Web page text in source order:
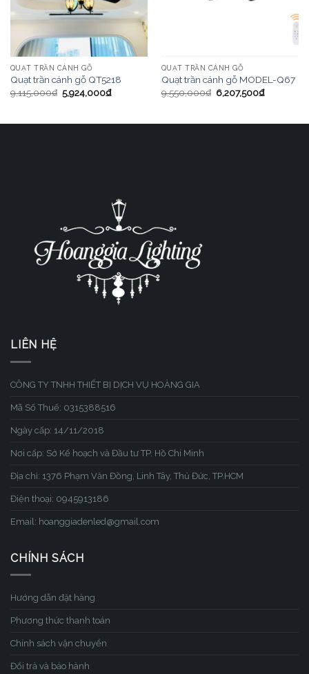
QUẠT TRẦN CÁNH GỖ
Quạt trần cánh gỗ QT5218
9,115,000₫ 5,924,000₫
QUẠT TRẦN CÁNH GỖ
Quạt trần cánh gỗ MODEL-Q67
9,550,000₫ 6,207,500₫
LIÊN HỆ
CÔNG TY TNHH THIẾT BỊ DỊCH VỤ HOÀNG GIA
Mã Số Thuế: 0315388516
Ngày cấp: 14/11/2018
Nơi cấp: Sở Kế hoạch và Đầu tư TP. Hồ Chí Minh
Địa chỉ: 1376 Phạm Văn Đồng, Linh Tây, Thủ Đức, TP.HCM
Điện thoại: 0945913186
Email: hoanggiadenled@gmail.com
CHÍNH SÁCH
Hướng dẫn đặt hàng
Phương thức thanh toán
Chính sách vận chuyển
Đổi trả và bảo hành